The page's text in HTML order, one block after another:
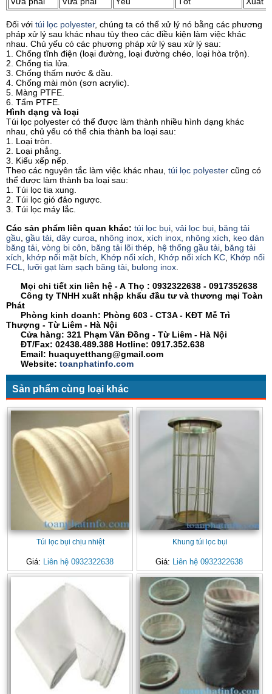
Đối với túi lọc polyester, chúng ta có thể xử lý nó bằng các phương
pháp xử lý sau khác nhau tùy theo các điều kiện làm việc khác
nhau. Chủ yếu có các phương pháp xử lý sau xử lý sau:
1. Chống tĩnh điện (loại đường, loại đường chéo, loại hòa trộn).
2. Chống tia lửa.
3. Chống thấm nước & dầu.
4. Chống mài mòn (sơn acrylic).
5. Màng PTFE.
6. Tẩm PTFE.
Hình dạng và loại
Túi lọc polyester có thể được làm thành nhiều hình dạng khác
nhau, chủ yếu có thể chia thành ba loại sau:
1. Loại tròn.
2. Loại phẳng.
3. Kiểu xếp nếp.
Theo các nguyên tắc làm việc khác nhau, túi lọc polyester cũng có
thể được làm thành ba loại sau:
1. Túi lọc tia xung.
2. Túi lọc gió đảo ngược.
3. Túi lọc máy lắc.
Các sản phẩm liên quan khác: túi lọc bụi, vải lọc bụi, băng tải
gầu, gầu tải, dây curoa, nhông inox, xích inox, nhông xích, keo dán
băng tải, vòng bi côn, băng tải lõi thép, hệ thống gầu tải, băng tải
xích, khớp nối mặt bích, Khớp nối xích, Khớp nối xích KC, Khớp nối
FCL, lưỡi gạt làm sạch băng tải, bulong inox.
Mọi chi tiết xin liên hệ - A Thọ : 0932322638 - 0917352638
Công ty TNHH xuất nhập khẩu đầu tư và thương mại Toàn
Phát
Phòng kinh doanh: Phòng 603 - CT3A - KĐT Mễ Trì
Thượng - Từ Liêm - Hà Nội
Cửa hàng: 321 Phạm Văn Đồng - Từ Liêm - Hà Nội
ĐT/Fax: 02438.489.388 Hotline: 0917.352.638
Email: huaquyetthang@gmail.com
Website: toanphatinfo.com
Sản phẩm cùng loại khác
Túi lọc bụi chịu nhiệt
Giá: Liên hệ 0932322638
Khung túi lọc bụi
Giá: Liên hệ 0932322638